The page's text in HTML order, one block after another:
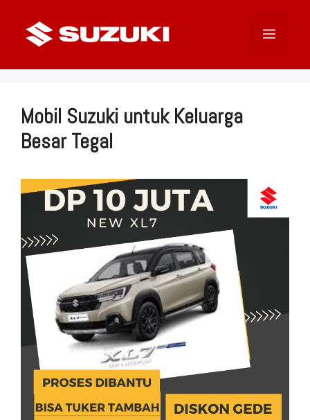
Menu
Mobil Suzuki untuk Keluarga
Besar Tegal